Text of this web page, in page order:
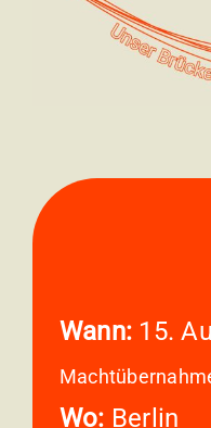
Wann: 15.
Wo: Berlin